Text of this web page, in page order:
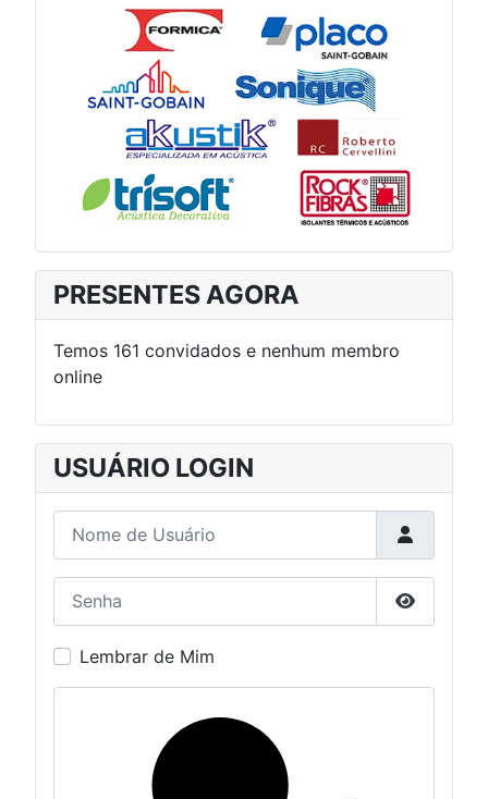
PRESENTES AGORA
Temos 161 convidados e nenhum membro
online
USUÁRIO LOGIN
Nome de Usuário
Mostrar
Lembrar de Mim